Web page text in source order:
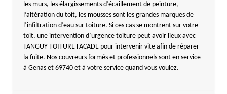
les murs, les élargissements d’écaillement de peinture,
l’altération du toit, les mousses sont les grandes marques de
l’infiltration d’eau sur toiture. Si ces cas se montrent sur votre
toit, une intervention d’urgence toiture peut avoir lieux avec
TANGUY TOITURE FACADE pour intervenir vite afin de réparer
la fuite. Nos couvreurs formés et professionnels sont en service
à Genas et 69740 et à votre service quand vous voulez.